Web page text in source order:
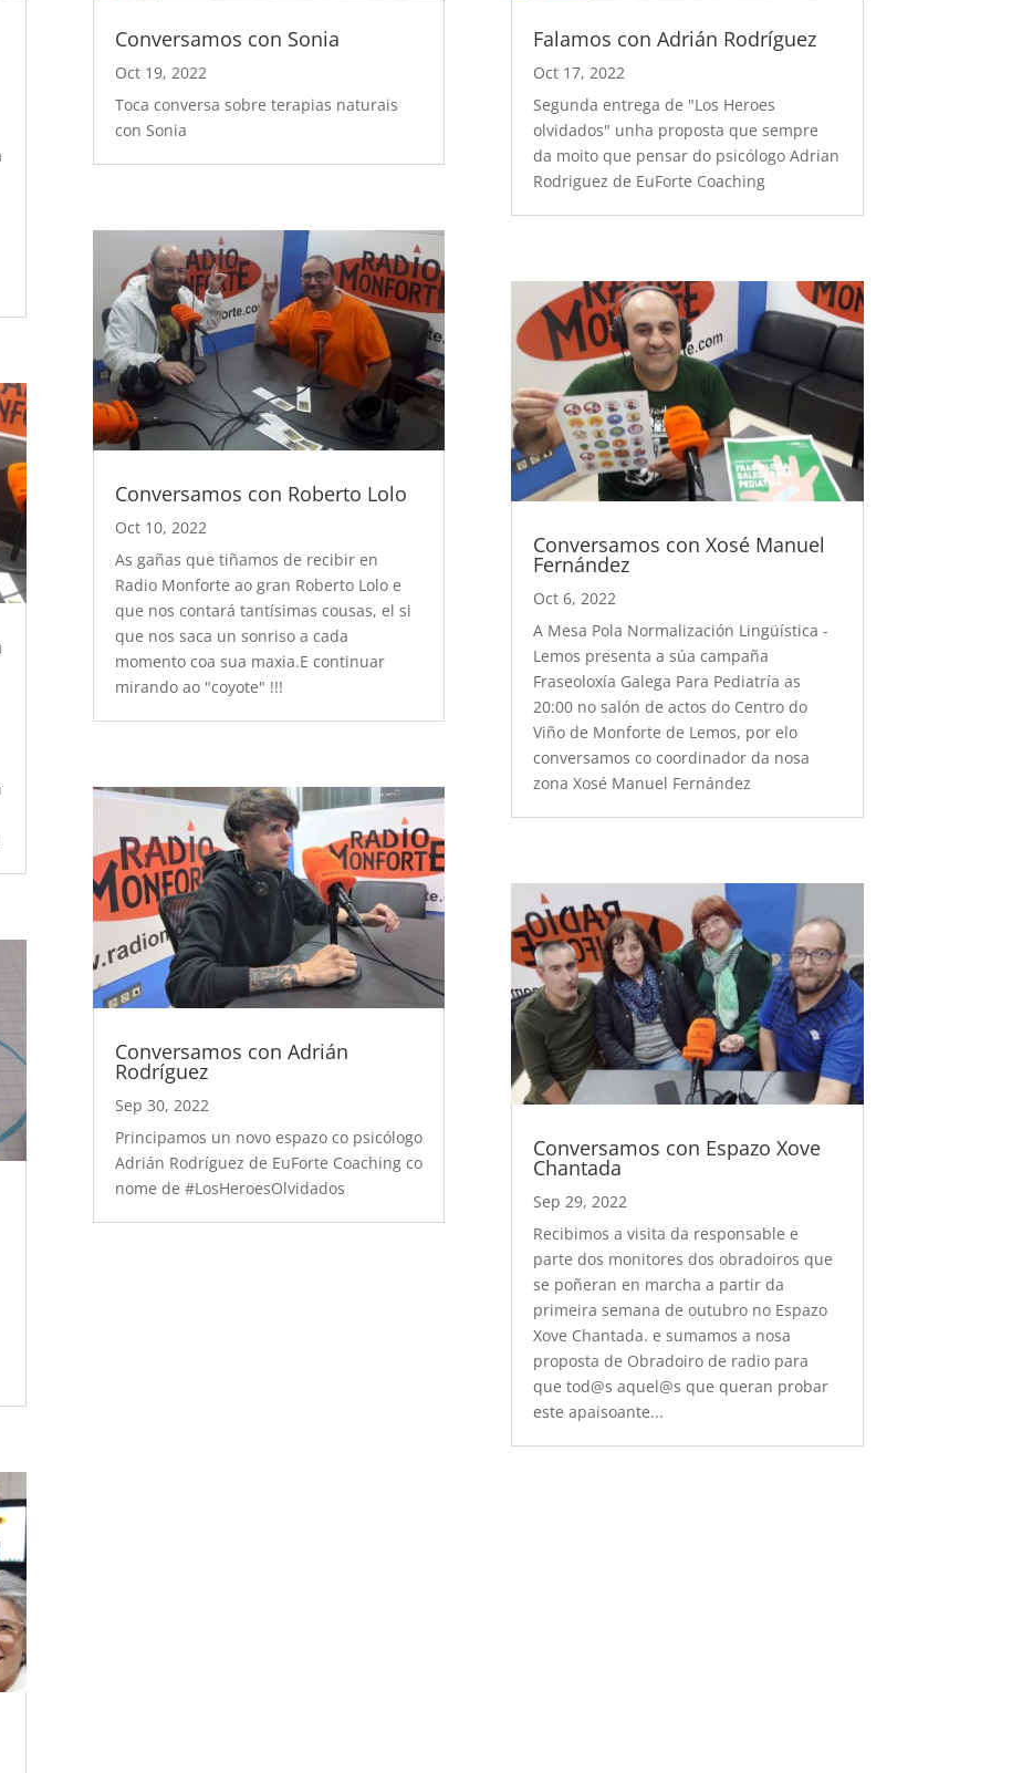
Conversamos con Sonia
Oct 19, 2022
Toca conversa sobre terapias naturais
con Sonia
Conversamos con Roberto Lolo
Oct 10, 2022
As gañas que tiñamos de recibir en
Radio Monforte ao gran Roberto Lolo e
que nos contará tantísimas cousas, el si
que nos saca un sonriso a cada
momento coa sua maxia.E continuar
mirando ao "coyote" !!!
Conversamos con Adrián
Rodríguez
Sep 30, 2022
Principamos un novo espazo co psicólogo
Adrián Rodríguez de EuForte Coaching co
nome de #LosHeroesOlvidados
Falamos con Adrián Rodríguez
Oct 17, 2022
Segunda entrega de "Los Heroes
olvidados" unha proposta que sempre
da moito que pensar do psicólogo Adrian
Rodriguez de EuForte Coaching
Conversamos con Xosé Manuel
Fernández
Oct 6, 2022
A Mesa Pola Normalización Lingüística -
Lemos presenta a súa campaña
Fraseoloxía Galega Para Pediatría as
20:00 no salón de actos do Centro do
Viño de Monforte de Lemos, por elo
conversamos co coordinador da nosa
zona Xosé Manuel Fernández
Conversamos con Espazo Xove
Chantada
Sep 29, 2022
Recibimos a visita da responsable e
parte dos monitores dos obradoiros que
se poñeran en marcha a partir da
primeira semana de outubro no Espazo
Xove Chantada. e sumamos a nosa
proposta de Obradoiro de radio para
que tod@s aquel@s que queran probar
este apaisoante...